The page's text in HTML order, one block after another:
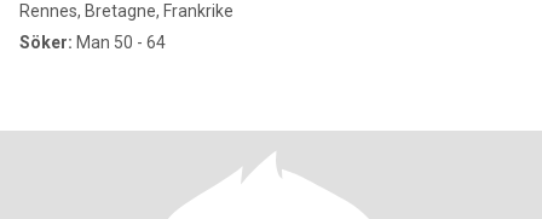
Rennes, Bretagne, Frankrike
Söker: Man 50 - 64